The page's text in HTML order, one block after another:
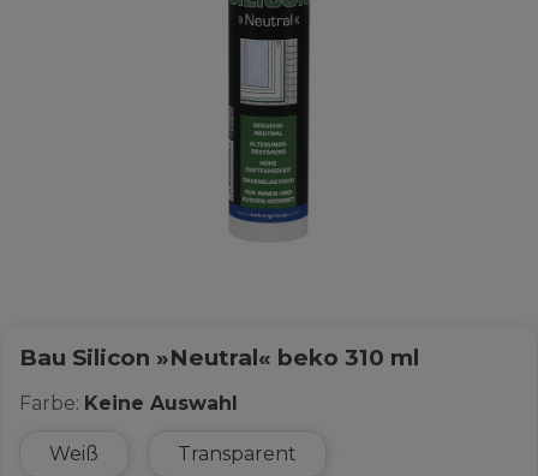
Bau Silicon »Neutral« beko 310 ml
Farbe: Keine Auswahl
Weiß Transparent